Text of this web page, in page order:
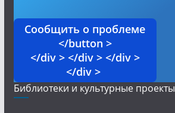
Сообщить о проблеме
</button >
</div > </div > </div >
</div >
Библиотеки и культурные проекты